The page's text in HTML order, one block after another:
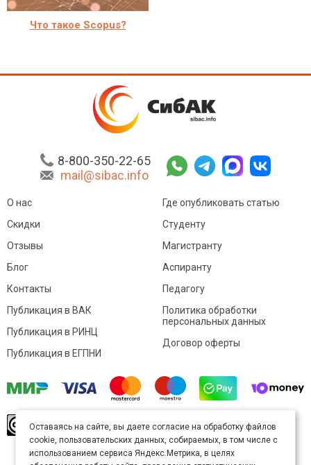
Что такое Scopus?
8-800-350-22-65
mail@sibac.info
О нас
Скидки
Отзывы
Блог
Контакты
Где опубликовать статью
Студенту
Магистранту
Аспиранту
Педагогу
Публикация в ВАК
Публикация в РИНЦ
Публикация в ЕГПНИ
Политика обработки
персональных данных
Договор оферты
произведение доступно полицензии Creative
Commons «Attribution» («Атрибуция») 4.0
Непортированная.
Оставаясь на сайте, вы даете согласие на обработку файлов
cookie, пользовательских данных, собираемых, в том числе с
использованием сервиса Яндекс.Метрика, в целях